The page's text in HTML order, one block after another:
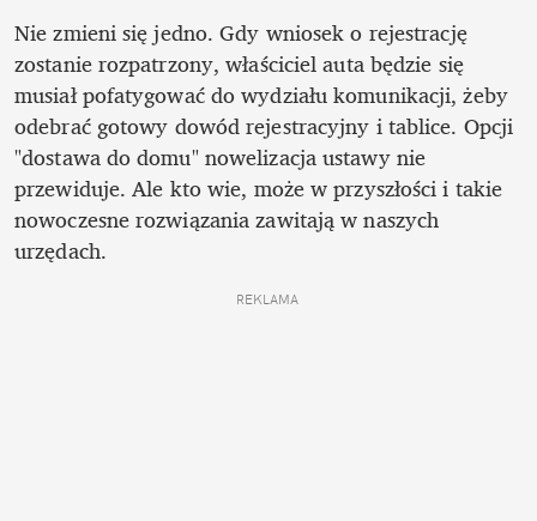
Nie zmieni się jedno. Gdy wniosek o rejestrację
zostanie rozpatrzony, właściciel auta będzie się
musiał pofatygować do wydziału komunikacji, żeby
odebrać gotowy dowód rejestracyjny i tablice. Opcji
"dostawa do domu" nowelizacja ustawy nie
przewiduje. Ale kto wie, może w przyszłości i takie
nowoczesne rozwiązania zawitają w naszych
urzędach.
REKLAMA